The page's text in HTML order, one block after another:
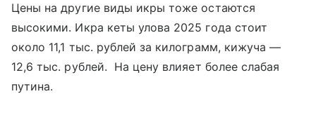
Цены на другие виды икры тоже остаются
высокими. Икра кеты улова 2025 года стоит
около 11,1 тыс. рублей за килограмм, кижуча —
12,6 тыс. рублей. На цену влияет более слабая
путина.